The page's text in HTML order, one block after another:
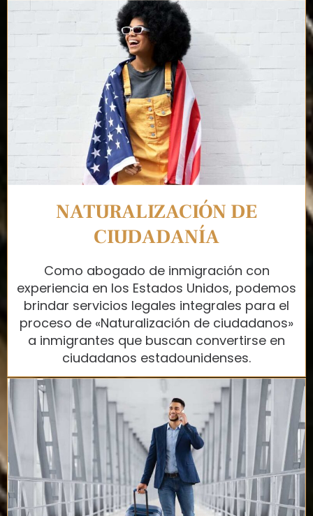
NATURALIZACIÓN DE
CIUDADANÍA
Como abogado de inmigración con
experiencia en los Estados Unidos, podemos
brindar servicios legales integrales para el
proceso de «Naturalización de ciudadanos»
a inmigrantes que buscan convertirse en
ciudadanos estadounidenses.